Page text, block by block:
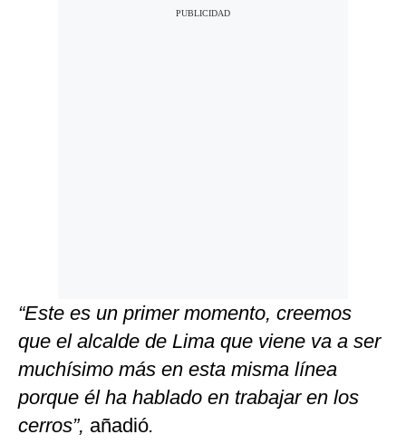
“Este es un primer momento, creemos
que el alcalde de Lima que viene va a ser
muchísimo más en esta misma línea
porque él ha hablado en trabajar en los
cerros”, añadió.